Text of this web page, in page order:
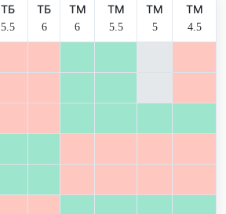
ТБ
5.5
ТБ
6
ТМ
6
ТМ
5.5
ТМ
5
ТМ
4.5